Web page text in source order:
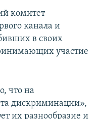
комитет
канала и
в своих
участие
что на
дискриминации»,
их разнообразие и